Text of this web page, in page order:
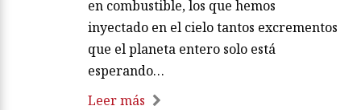
en combustible, los que hemos
inyectado en el cielo tantos excrementos
que el planeta entero solo está
esperando…
Leer más